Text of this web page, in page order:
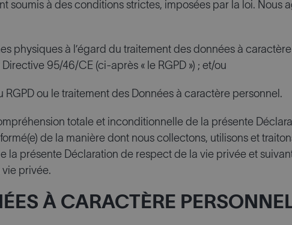
soumis à des conditions strictes, imposées par la loi. Nous
physiques à l’égard du traitement des données à caractère
95/46/CE (ci-après « le RGPD ») ; et/ou
ou le traitement des Données à caractère personnel.
totale et inconditionnelle de la présente
de la manière dont nous collectons, utilisons et
la présente Déclaration de respect de la vie privée et
privée.
À CARACTÈRE